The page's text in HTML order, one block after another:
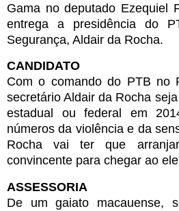
Gama no deputado Ezequiel
entrega a presidência do
Segurança, Aldair da Rocha.
CANDIDATO
Com o comando do PTB no
secretário Aldair da Rocha
estadual ou federal em
números da violência e da
Rocha vai ter que
convincente para chegar ao
ASSESSORIA
De um gaiato macauense,